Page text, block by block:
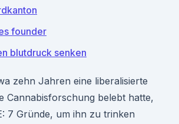
founder
blutdruck senken
zehn Jahren eine liberalisierte
Cannabisforschung belebt hatte,
7 Gründe, um ihn zu trinken